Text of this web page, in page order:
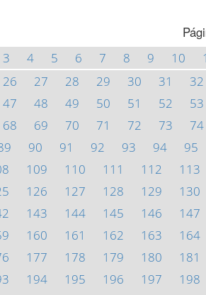
3 4 5 6 7 8 9 10
26 27 28 29 30 31 32
47 48 49 50 51 52 53
68 69 70 71 72 73 74
90 91 92 93 94 95
109 110 111 112 113
126 127 128 129 130
143 144 145 146 147
160 161 162 163 164
177 178 179 180 181
194 195 196 197 198